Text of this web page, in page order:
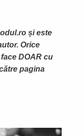
și este
Orice
DOAR cu
pagina